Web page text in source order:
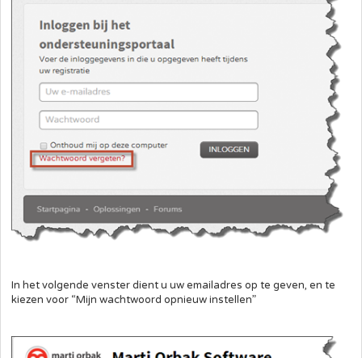
In het volgende venster dient u uw emailadres op te geven, en te
kiezen voor “Mijn wachtwoord opnieuw instellen”